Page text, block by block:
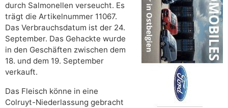
durch Salmonellen verseucht. Es
trägt die Artikelnummer 11067.
Das Verbrauchsdatum ist der 24.
September. Das Gehackte wurde
in den Geschäften zwischen dem
18. und dem 19. September
verkauft.
Das Fleisch könne in eine
Colruyt-Niederlassung gebracht